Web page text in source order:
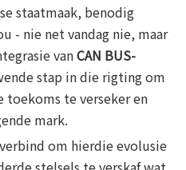
staatmaak, benodig
- nie net vandag nie, maar
vanCAN BUS-
stap in die rigting om
te verseker en
mark.
om hierdie evolusie